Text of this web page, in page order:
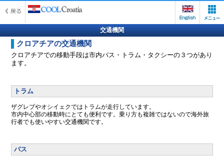
交通機関
クロアチアの交通機関
クロアチアでの移動手段は市内バス・トラム・タクシーの３つがあり
ます。
トラム
ザグレブやオシイェクではトラムが走行しています。
市内中心部の移動時にとても便利です。乗り方も複雑ではないので海外旅
行者でも使いやすい交通機関です。
バス